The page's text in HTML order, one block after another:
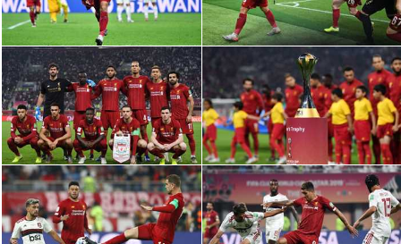
بطولات
أمريكا 2026
الدوري المصري
الدوري الإنجليزي الممتاز
الدوري الإسباني
الدوري الإيطالي